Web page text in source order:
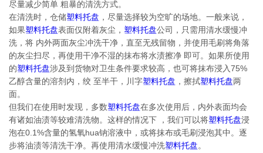
尽量减少简单 粗暴的清洗方式。
在清洗时，仓储塑料托盘 ，尽量选择较为空旷的场地。一般来说，
如果塑料托盘表面仅附着灰尘， 塑料托盘公司，只需用清水缓慢冲
洗，将 内外两面灰尘冲洗干净，直至无残留物，并使用毛刷将角落
的灰尘扫尽，再使用干净不湿的抹布将水渍擦净 即可。如果所使用
的塑料托盘涉及到货物对卫生条件要求较高，也可将抹布浸入75%
乙醇含量的溶剂内，绞 至半干，川字塑料托盘 ，擦拭塑料托盘两
面。
但我们在使用时发现，多数塑料托盘在多次使用后，内外表面均会
有诸如油渍等较难清洗物。这样的情况下 ，我们可以将塑料托盘浸
泡在0.1%含量的氢氧hua钠溶液中，或将抹布或毛刷浸泡其中。逐
步将油渍等清洗干净。再使用清水缓慢冲洗塑料托盘。